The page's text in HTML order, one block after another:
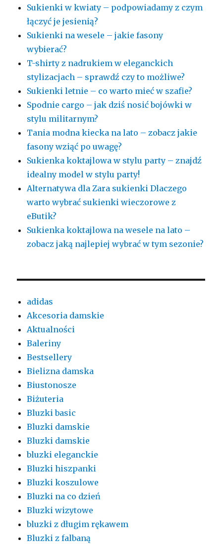
Sukienki w kwiaty – podpowiadamy z czym
łączyć je jesienią?
Sukienki na wesele – jakie fasony
wybierać?
T-shirty z nadrukiem w eleganckich
stylizacjach – sprawdź czy to możliwe?
Sukienki letnie – co warto mieć w szafie?
Spodnie cargo – jak dziś nosić bojówki w
stylu militarnym?
Tania modna kiecka na lato – zobacz jakie
fasony wziąć po uwagę?
Sukienka koktajlowa w stylu party – znajdź
idealny model w stylu party!
Alternatywa dla Zara sukienki Dlaczego
warto wybrać sukienki wieczorowe z
eButik?
Sukienka koktajlowa na wesele na lato –
zobacz jaką najlepiej wybrać w tym sezonie?
adidas
Akcesoria damskie
Aktualności
Baleriny
Bestsellery
Bielizna damska
Biustonosze
Biżuteria
Bluzki basic
Bluzki damskie
Bluzki damskie
bluzki eleganckie
Bluzki hiszpanki
Bluzki koszulowe
Bluzki na co dzień
Bluzki wizytowe
bluzki z długim rękawem
Bluzki z falbaną